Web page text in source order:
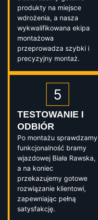
produkty na miejsce
wdrożenia, a nasza
wykwalifikowana ekipa
montażowa
przeprowadza szybki i
precyzyjny montaż.
TESTOWANIE I
ODBIÓR
Po montażu sprawdzamy
funkcjonalność bramy
wjazdowej Biała Rawska,
a na koniec
przekazujemy gotowe
rozwiązanie klientowi,
zapewniając pełną
satysfakcję.